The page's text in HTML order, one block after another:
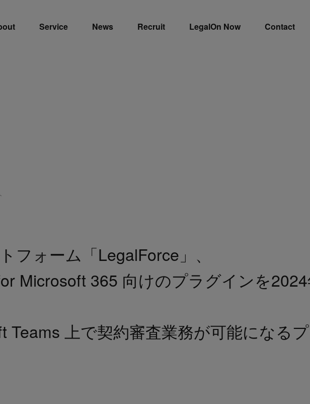
Service News Recruit LegalOn Now Contact
フォーム「LegalForce」、
Microsoft 365 向けのプラグインを
Teams 上で契約審査業務が可能になる